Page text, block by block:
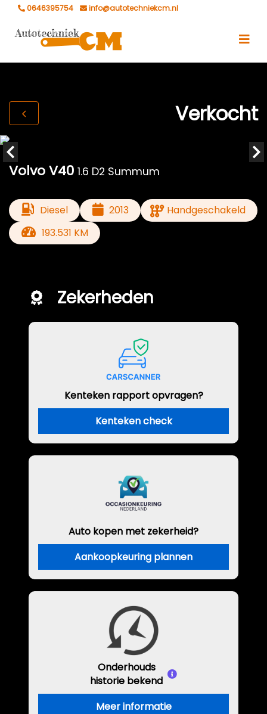
0646395754 info@autotechniekcm.nl
Verkocht
Volvo V40 1.6 D2 Summum
Diesel 2013
Handgeschakeld
193.531 KM
Zekerheden
Kenteken rapport opvragen?
Kenteken check
Auto kopen met zekerheid?
Aankoopkeuring plannen
Onderhouds
historie bekend
Meer informatie